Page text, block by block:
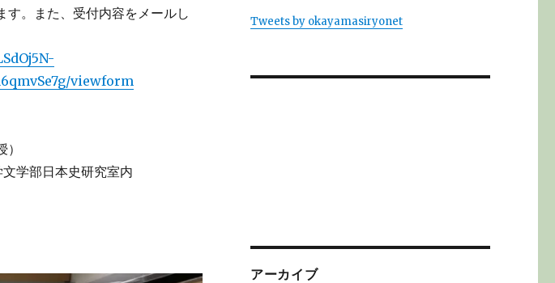
す。また、受付内容をメールし
viewform
学部日本史研究室内
Tweets by okayamasiryonet
アーカイブ